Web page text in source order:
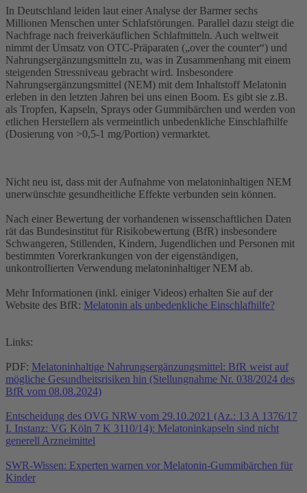
In Deutschland leiden laut einer Analyse der Barmer sechs
Millionen Menschen unter Schlafstörungen. Parallel dazu steigt die
Nachfrage nach freiverkäuflichen Schlafmitteln. Auch weltweit
nimmt der Umsatz von OTC-Präparaten („over the counter“) und
Nahrungsergänzungsmitteln zu, was in Zusammenhang mit einem
steigenden Stressniveau gebracht wird. Insbesondere
Nahrungsergänzungsmittel (NEM) mit dem Inhaltstoff Melatonin
erleben in den letzten Jahren bei uns einen Boom. Es gibt sie z.B.
als Tropfen, Kapseln, Sprays oder Gummibärchen und werden von
etlichen Herstellern als vermeintlich unbedenkliche Einschlafhilfe
(Dosierung von >0,5-1 mg/Portion) vermarktet.
Nicht neu ist, dass mit der Aufnahme von melatoninhaltigen NEM
unerwünschte gesundheitliche Effekte verbunden sein können.
Nach einer Bewertung der vorhandenen wissenschaftlichen Daten
rät das Bundesinstitut für Risikobewertung (BfR) insbesondere
Schwangeren, Stillenden, Kindern, Jugendlichen und Personen mit
bestimmten Vorerkrankungen von der eigenständigen,
unkontrollierten Verwendung melatoninhaltiger NEM ab.
Mehr Informationen (inkl. einiger Videos) erhalten Sie auf der
Website des BfR: Melatonin als unbedenkliche Einschlafhilfe?
Links:
PDF: Melatoninhaltige Nahrungsergänzungsmittel: BfR weist auf
mögliche Gesundheitsrisiken hin (Stellungnahme Nr. 038/2024 des
BfR vom 08.08.2024)
Entscheidung des OVG NRW vom 29.10.2021 (Az.: 13 A 1376/17
I. Instanz: VG Köln 7 K 3110/14): Melatoninkapseln sind nicht
generell Arzneimittel
SWR-Wissen: Experten warnen vor Melatonin-Gummibärchen für
Kinder